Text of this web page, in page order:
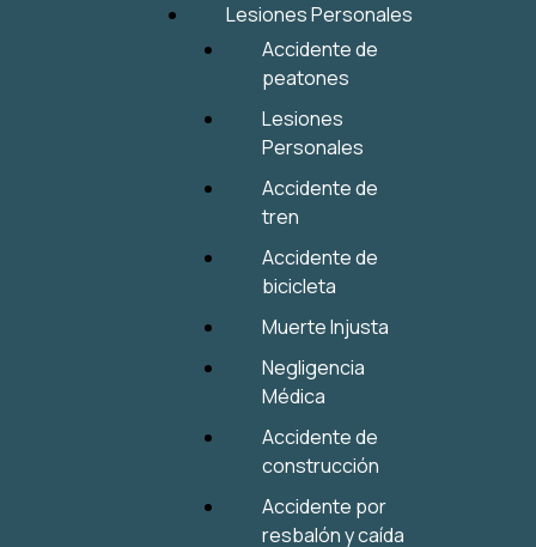
Lesiones Personales
Accidente de
peatones
Lesiones
Personales
Accidente de
tren
Accidente de
bicicleta
Muerte Injusta
Negligencia
Médica
Accidente de
construcción
Accidente por
resbalón y caída